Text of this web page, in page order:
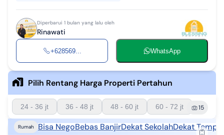
Diperbarui 1 bulan yang lalu oleh
Rinawati
+628569... WhatsApp
Pilih Rentang Harga Properti Pertahun
24 - 36 jt 36 - 48 jt 48 - 60 jt 60 - 72 jt 15
Rumah Bisa NegoBebas BanjirDekat SekolahDekat